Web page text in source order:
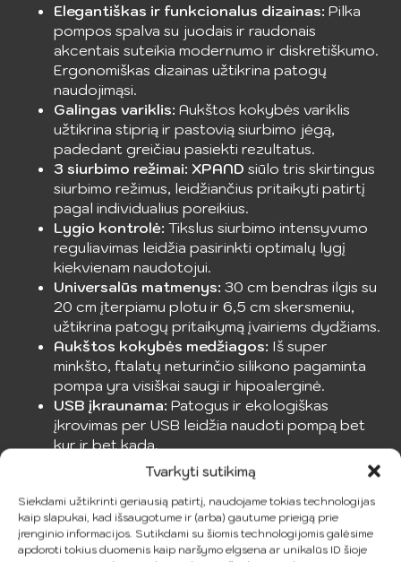
Tvarkyti sutikimą
Siekdami užtikrinti geriausią patirtį, naudojame tokias technologijas
kaip slapukai, kad išsaugotume ir (arba) gautume prieigą prie
įrenginio informacijos. Sutikdami su šiomis technologijomis galėsime
apdoroti tokius duomenis kaip naršymo elgsena ar unikalūs ID šioje
Elegantiškas ir funkcionalus dizainas: Pilka
pompos spalva su juodais ir raudonais
akcentais suteikia modernumo ir diskretiškumo.
Ergonomiškas dizainas užtikrina patogų
naudojimąsi.
Galingas variklis: Aukštos kokybės variklis
užtikrina stiprią ir pastovią siurbimo jėgą,
padedant greičiau pasiekti rezultatus.
3 siurbimo režimai: XPAND siūlo tris skirtingus
siurbimo režimus, leidžiančius pritaikyti patirtį
pagal individualius poreikius.
Lygio kontrolė: Tikslus siurbimo intensyvumo
reguliavimas leidžia pasirinkti optimalų lygį
kiekvienam naudotojui.
Universalūs matmenys: 30 cm bendras ilgis su
20 cm įterpiamu plotu ir 6,5 cm skersmeniu,
užtikrina patogų pritaikymą įvairiems dydžiams.
Aukštos kokybės medžiagos: Iš super
minkšto, ftalatų neturinčio silikono pagaminta
pompa yra visiškai saugi ir hipoalerginė.
USB įkraunama: Patogus ir ekologiškas
įkrovimas per USB leidžia naudoti pompą bet
kur ir bet kada.
Atspari vandeniui:
Naudojama vonioje ar duše,
lengvai valoma, užtikrinant optimalią higieną.
XPANDpenio didinimo pompa – tai idealus
pasirinkimas vyrams, siekiantiems patobulinti savo
dydį ir našumą su patikimu, saugiu ir efektyviu